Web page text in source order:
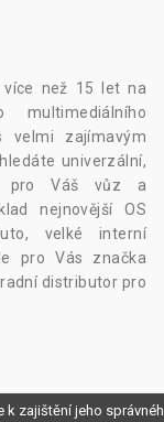
více než 15 let na
velmi zajímavým
univerzální,
pro Váš vůz a
nejnovější OS
velké interní
pro Vás značka
distributor pro
zajištění jeho